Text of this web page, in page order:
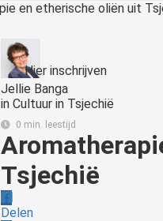
Hier inschrijven
Jellie Banga
in Cultuur in Tsjechië
0 min. leestijd
Tsjechië
Delen